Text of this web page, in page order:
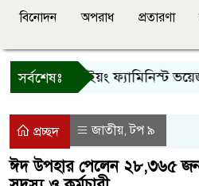
বিনোদন অপরাধ প্রতারণা
সর্বশেষঃ
বান্দরবানে ইয়ং ফ্যামিনিস্ট ভয়েজ
প্রচ্ছদ জাতীয়,টপ ৯
ঈদ উপহার পেলেন ২৮,৩৬৫